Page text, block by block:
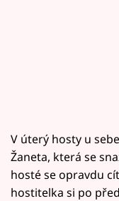
V úterý hosty u
Žaneta, která se
hosté se opravdu
hostitelka si po